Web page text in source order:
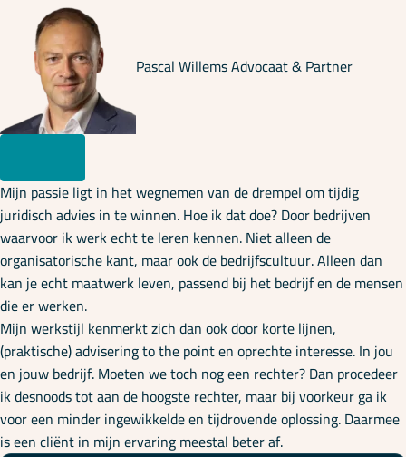
Pascal WillemsAdvocaat & Partner
Mijn passie ligt in het wegnemen van de drempel om tijdig
juridisch advies in te winnen. Hoe ik dat doe? Door bedrijven
waarvoor ik werk echt te leren kennen. Niet alleen de
organisatorische kant, maar ook de bedrijfscultuur. Alleen dan
kan je echt maatwerk leven, passend bij het bedrijf en de mensen
die er werken.
Mijn werkstijl kenmerkt zich dan ook door korte lijnen,
(praktische) advisering to the point en oprechte interesse. In jou
en jouw bedrijf. Moeten we toch nog een rechter? Dan procedeer
ik desnoods tot aan de hoogste rechter, maar bij voorkeur ga ik
voor een minder ingewikkelde en tijdrovende oplossing. Daarmee
is een cliënt in mijn ervaring meestal beter af.